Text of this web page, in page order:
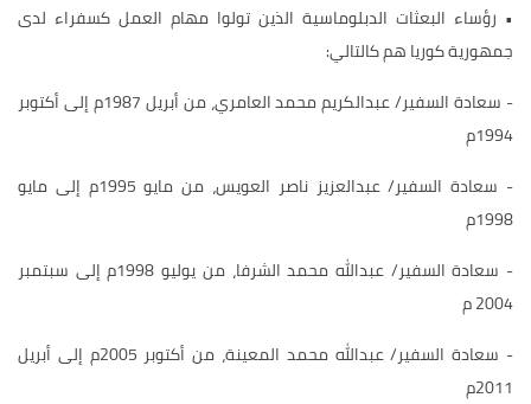
• رؤساء البعثات الدبلوماسية الذين تولوا مهام العمل كسفراء لدى
جمهورية كوريا هم كالتالي:
- سعادة السفير/ عبدالكريم محمد العامري، من أبريل 1987م إلى أكتوبر
1994م
- سعادة السفير/ عبدالعزيز ناصر العويس، من مايو 1995م إلى مايو
1998م
- سعادة السفير/ عبدالله محمد الشرفا، من يوليو 1998م إلى سبتمبر
2004 م
- سعادة السفير/ عبدالله محمد المعينة، من أكتوبر 2005م إلى أبريل
2011م